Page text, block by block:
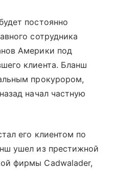
постоянно
сотрудника
Америки под
клиента. Бланш
прокурором,
начал частную
его клиентом по
ушел из престижной
фирмы Cadwalader,